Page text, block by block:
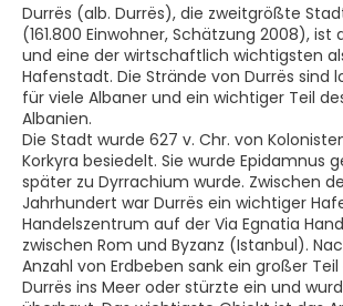
Durrës (alb. Durrës), die zweitgrößte
(161.800 Einwohner, Schätzung 2008),
und eine der wirtschaftlich wichtigsten
Hafenstadt. Die Strände von Durrës sind
für viele Albaner und ein wichtiger Teil
Albanien.
Die Stadt wurde 627 v. Chr. von
Korkyra besiedelt. Sie wurde Epidamnus
später zu Dyrrachium wurde. Zwischen
Jahrhundert war Durrës ein wichtiger
Handelszentrum auf der Via Egnatia
zwischen Rom und Byzanz (Istanbul).
Anzahl von Erdbeben sank ein großer
Durrës ins Meer oder stürzte ein und